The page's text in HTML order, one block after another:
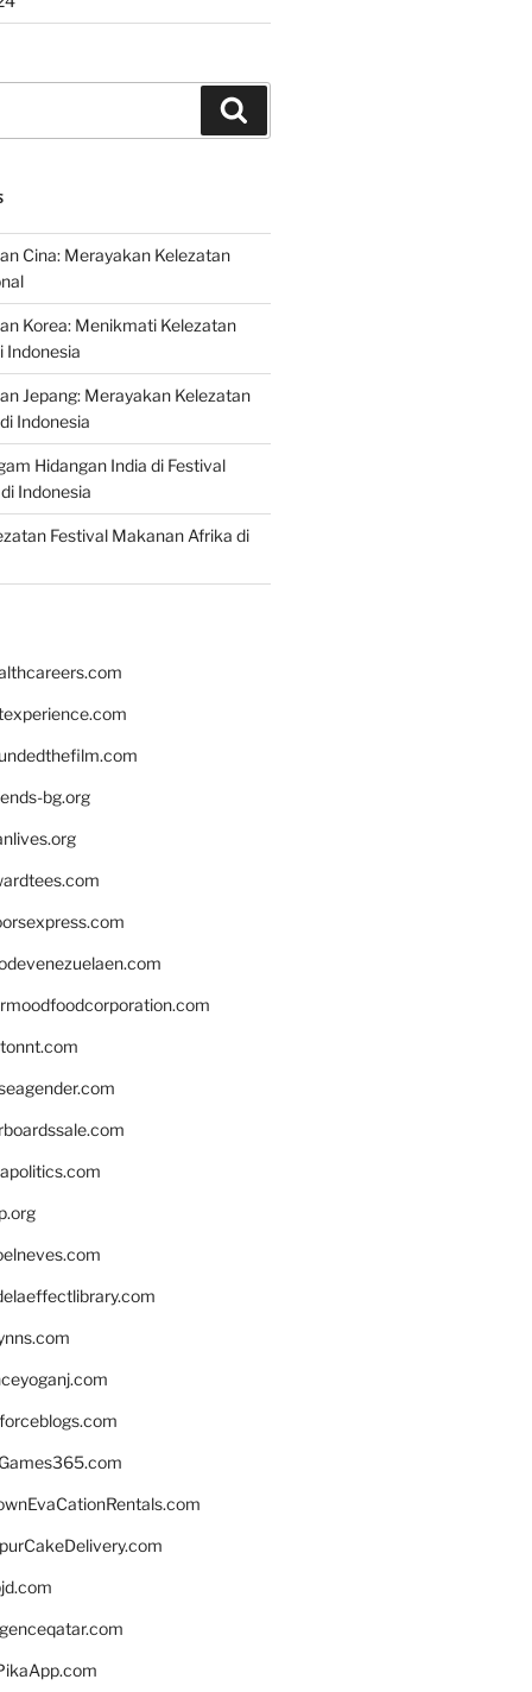
Cina: Merayakan Kelezatan
Korea: Menikmati Kelezatan
Indonesia
Jepang: Merayakan Kelezatan
Indonesia
Hidangan India di Festival
Indonesia
Festival Makanan Afrika di
bg.org